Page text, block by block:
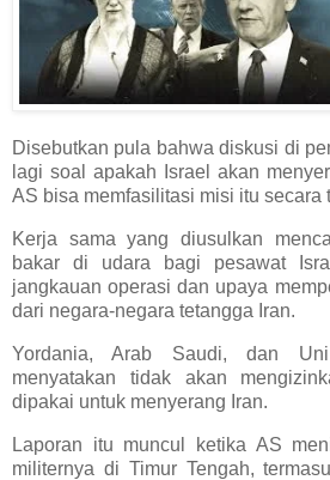
Disebutkan pula bahwa diskusi di
lagi soal apakah Israel akan
AS bisa memfasilitasi misi itu secara
Kerja sama yang diusulkan
bakar di udara bagi pesawat
jangkauan operasi dan upaya
dari negara-negara tetangga Iran.
Yordania, Arab Saudi, dan
menyatakan tidak akan
dipakai untuk menyerang Iran.
Laporan itu muncul ketika AS
militernya di Timur Tengah,